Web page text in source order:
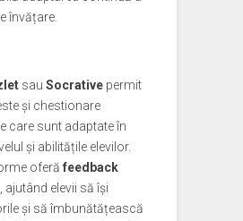
învățare.
sau Socrative permit
și chestionare
care sunt adaptate în
și abilitățile elevilor.
oferă feedback
, ajutând elevii să își
și să îmbunătățească